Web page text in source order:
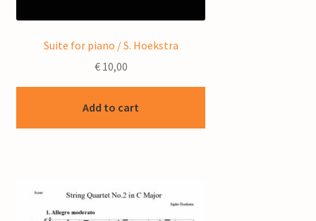
Suite for piano / S. Hoekstra
€10,00
Add to cart